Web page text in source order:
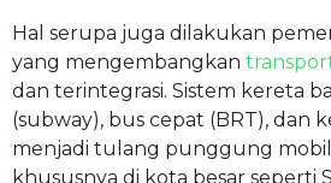
Hal serupa juga dilakukan
yang mengembangkan
dan terintegrasi. Sistem kereta
(subway), bus cepat (BRT), dan
menjadi tulang punggung
khususnya di kota besar seperti